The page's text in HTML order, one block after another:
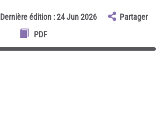
Dernière édition : 24 Jun 2026
Partager
PDF